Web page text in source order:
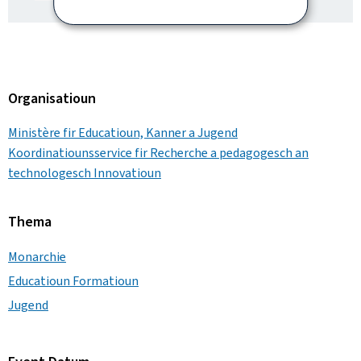
Organisatioun
Ministère fir Educatioun, Kanner a Jugend
Koordinatiounsservice fir Recherche a pedagogesch an
technologesch Innovatioun
Thema
Monarchie
Educatioun Formatioun
Jugend